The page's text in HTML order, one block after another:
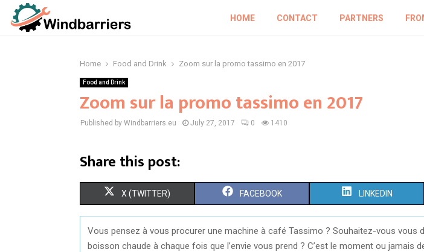
HOME CONTACT PARTNERS
Home Food and Drink Zoom sur la promo tassimo en 2017
Food and Drink
Zoom sur la promo tassimo en 2017
Published by Windbarriers.eu July 27, 2017 0 1410
Share this post:
S
H
A
X (TWITTER) S
H
A
FACEBOOK S
H
A
LINKEDIN
Vous pensez à vous procurer une machine à café Tassimo ? Souhaitez-vous vous
boisson chaude à chaque fois que l’envie vous prend ? C’est le moment ou jamais